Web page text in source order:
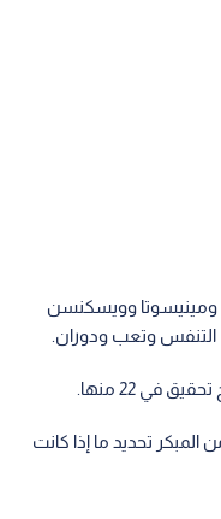
ومينيسوتا وويسكنسن
وتعب ودوران.
في 22 منها.
تحديد ما إذا كانت